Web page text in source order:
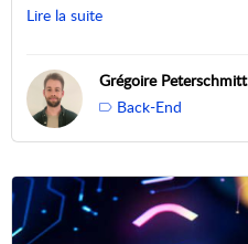
Lire la suite
Grégoire Peterschmitt
Back-End